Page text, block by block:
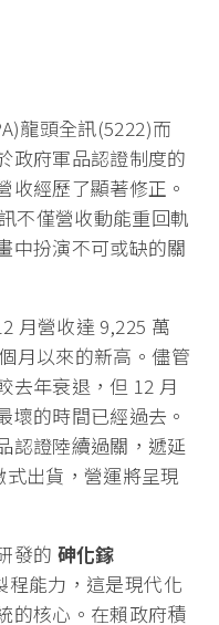
龍頭全訊(5222)而
政府軍品認證制度的
收經歷了顯著修正。
不僅營收動能重回軌
中扮演不可或缺的關
月營收達 9,225 萬
月以來的新高。儘管
去年衰退，但 12 月
壞的時間已經過去。
認證陸續過關，遞延
出貨，營運將呈現
發的 砷化鎵
程能力，這是現代化
的核心。在賴政府積